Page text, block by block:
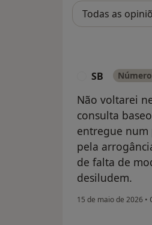
SB
Não voltarei
consulta
entregue num
pela
de falta de
desiludem.
15 de maio de 2026 •